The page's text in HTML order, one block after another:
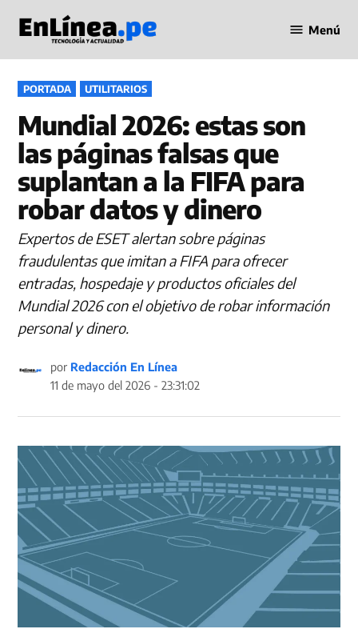
contenido
en Línea
Menú
PUBLICADO
EN
PORTADA UTILITARIOS
Mundial 2026: estas son
las páginas falsas que
suplantan a la FIFA para
robar datos y dinero
Expertos de ESET alertan sobre páginas
fraudulentas que imitan a FIFA para ofrecer
entradas, hospedaje y productos oficiales del
Mundial 2026 con el objetivo de robar información
personal y dinero.
por Redacción En Línea
11 de mayo del 2026 - 23:31:02